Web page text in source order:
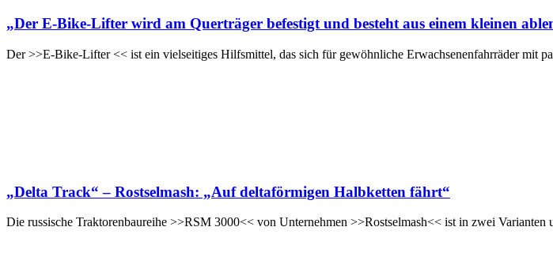
„Der E-Bike-Lifter wird am Querträger befestigt und besteht aus einem kleinen
Der >>E-Bike-Lifter << ist ein vielseitiges Hilfsmittel, das sich für gewöhnliche Erwachsenenfahrräder mit
„Delta Track“ – Rostselmash: „Auf deltaförmigen Halbketten fährt“
Die russische Traktorenbaureihe >>RSM 3000<< von Unternehmen >>Rostselmash<< ist in zwei Varianten